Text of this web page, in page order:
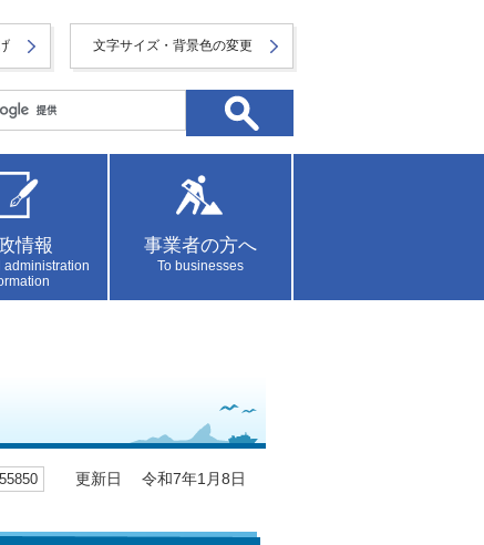
文字サイズ・背景色の変更
情報
administration
事業者の方へ
To businesses
更新日 令和7年1月8日